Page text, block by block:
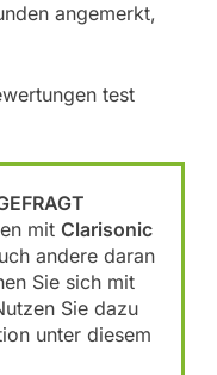
angemerkt,
mit Clarisonic
andere daran
Sie sich mit
Sie dazu
unter diesem